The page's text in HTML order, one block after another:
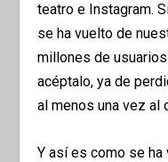
teatro e Instagram.
se ha vuelto de
millones de
acéptalo, ya de
al menos una vez al
Y así es como se